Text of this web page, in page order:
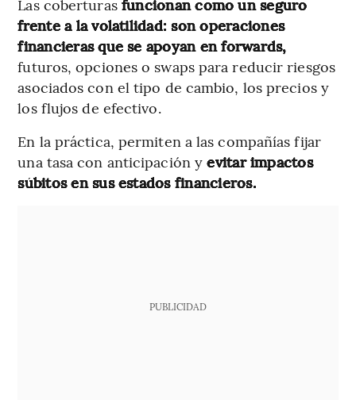
Las coberturas funcionan como un seguro
frente a la volatilidad: son operaciones
financieras que se apoyan en forwards,
futuros, opciones o swaps para reducir riesgos
asociados con el tipo de cambio, los precios y
los flujos de efectivo.
En la práctica, permiten a las compañías fijar
una tasa con anticipación y evitar impactos
súbitos en sus estados financieros.
PUBLICIDAD